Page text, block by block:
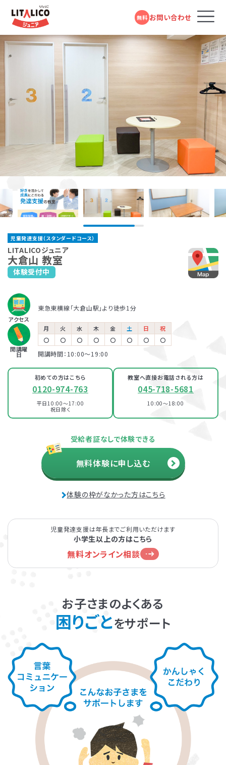
無料 お問い合わせ
コースのご案内
LITALICOジュニアとは
成長事例
入会までの流れ
児童発達支援
放課後等デイサービス
資料・体験授業のお問い合わせ
発達障害とは
個人情報保護方針 サイトマップ
LITALICOワンダー
LITALICO発達ナビ
LITALICOライフ
LITALICOワークス
LITALICO仕事ナビ
LITALICOキャリア
LITALICO教育ソフト
LITALICO発達特性検査
LITALICO研究所
児童発達支援（スタンダードコース）
LITALICOジュニア
大倉山 教室
体験受付中
アクセス
東急東横線「大倉山駅」より徒歩1分
開講曜
日
月 火 水 木 金 土 日
祝
〇
〇 〇 〇 〇 〇 〇 〇
開講時間：10:00〜19:00
初めての方はこちら
0120-974-763
平日10:00～17:00
祝日除く
教室へ直接お電話される方は
045-718-5681
10:00～18:00
受給者証なしで体験できる
無料体験に申し込む
体験の枠がなかった方はこちら
児童発達支援は年長までご利用いただけます
小学生以上の方はこちら
無料オンライン相談
お子さまのよくある
困りごとをサポート
保育所等訪問支援とは、児童福祉法に基づくサービスで、児童
発達支援や放課後等デイサービスと同じ「障害児通所支援」の
一つです。保育所（保育園）や幼稚園、小学校など、お子さまが
サポートします。
LITALICOジュニアでは、保護者さま向けのサービス「ペアレ
ントトレーニング」というプログラムを提供しています。ペアレ
ントトレーニングとは子育てのイライラを軽減し、自分もお子さ
ログラムです。
各教室のコースについて
パーソナルコース
発達障害や学習障害があるお子さまや発達が気に
なるお子さまを支援する学習塾・幼児教室です。受給
者証の有無に関係なく、すぐにご利用いただけます。
対象年齢：0歳～高校3年
スタンダードコース
児童福祉法に基づき運営している福祉サービスで
ス（小学1年～高校3年）に分かれており、受給者証を
お持ちの方がご利用いただけます。
スタンダードコース 無料体験受付中
LITALICOジュニア
新横浜教室
市営地下鉄ブルーライン「新横浜駅」より徒歩6分
LITALICOジュニア
鶴見教室
JR京浜東北/根岸線「鶴見駅」より徒歩5分
LITALICOジュニア
反町教室
東急東横線「反町駅」より徒歩3分
市営地下鉄ブルーライン「三ッ沢下町駅」より徒歩10分
フォームで
問い合わせる
電話で問い合わせる
0120-974-763
平日10:00～17:00／祝日除く
LITALICOジュニア
新横浜教室
JR「新横浜駅」より徒歩6分
市営地下鉄ブルーライン「新横浜駅」より徒歩6分
LITALICOジュニア
鶴見教室
JR京浜東北/根岸線「鶴見駅」より徒歩5分
LITALICOジュニア
反町教室
市営地下鉄ブルーライン「三ッ沢下町駅」より徒歩10分